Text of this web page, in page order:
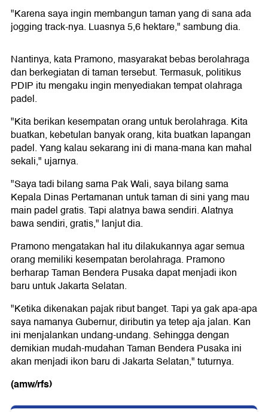
"Karena saya ingin membangun taman yang di sana ada
jogging track-nya. Luasnya 5,6 hektare," sambung dia.
Nantinya, kata Pramono, masyarakat bebas berolahraga
dan berkegiatan di taman tersebut. Termasuk, politikus
PDIP itu mengaku ingin menyediakan tempat olahraga
padel.
"Kita berikan kesempatan orang untuk berolahraga. Kita
buatkan, kebetulan banyak orang, kita buatkan lapangan
padel. Yang kalau sekarang ini di mana-mana kan mahal
sekali," ujarnya.
"Saya tadi bilang sama Pak Wali, saya bilang sama
Kepala Dinas Pertamanan untuk taman di sini yang mau
main padel gratis. Tapi alatnya bawa sendiri. Alatnya
bawa sendiri, gratis," lanjut dia.
Pramono mengatakan hal itu dilakukannya agar semua
orang memiliki kesempatan berolahraga. Pramono
berharap Taman Bendera Pusaka dapat menjadi ikon
baru untuk Jakarta Selatan.
"Ketika dikenakan pajak ribut banget. Tapi ya gak apa-apa
saya namanya Gubernur, diributin ya tetep aja jalan. Kan
ini menjalankan undang-undang. Sehingga dengan
demikian mudah-mudahan Taman Bendera Pusaka ini
akan menjadi ikon baru di Jakarta Selatan," tuturnya.
(amw/rfs)